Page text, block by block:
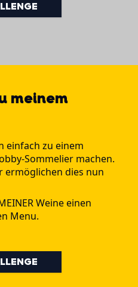
meinem
einfach zu einem
Sommelier machen.
ermöglichen dies nun
Weine einen
Menu.